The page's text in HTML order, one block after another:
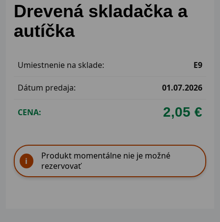
Drevená skladačka a
autíčka
Umiestnenie na sklade: E9
Dátum predaja: 01.07.2026
CENA: 2,05 €
Produkt momentálne nie je možné
rezervovať